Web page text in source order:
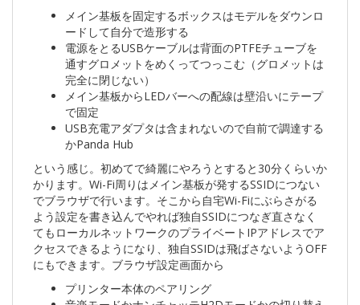
メイン基板を固定するボックスはモデルをダウンロ
ードして自分で造形する
電源をとるUSBケーブルは背面のPTFEチューブを
通すグロメットをめくってつっこむ（グロメットは
完全に閉じない）
メイン基板からLEDバーへの配線は壁沿いにテープ
で固定
USB充電アダプタは含まれないので自前で調達する
かPanda Hub
という感じ。初めてで綺麗にやろうとすると30分くらいか
かります。Wi-Fi周りはメイン基板が発するSSIDにつない
でブラウザで行います。そこから自宅Wi-Fiにぶらさがる
よう設定を書き込んでやれば独自SSIDにつなぎ直さなく
てもローカルネットワークのプライベートIPアドレスでア
クセスできるようになり、独自SSIDは飛ばさないようOFF
にもできます。ブラウザ設定画面から
プリンター本体のペアリング